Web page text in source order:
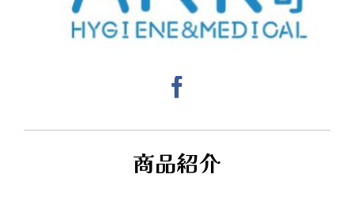
メディア
ご出展
商品紹介